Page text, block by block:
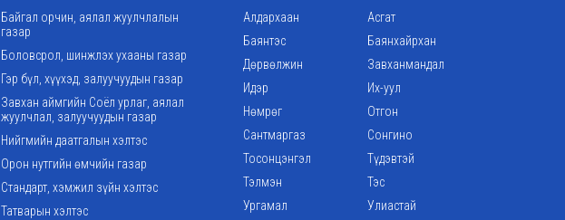
Байгал орчин, аялал жуулчлалын
газар
Боловсрол, шинжлэх ухааны газар
Гэр бүл, хүүхэд, залуучуудын газар
Завхан аймгийн Соёл урлаг, аялал
жуулчлал, залуучуудын газар
Нийгмийн даатгалын хэлтэс
Орон нутгийн өмчийн газар
Стандарт, хэмжил зүйн хэлтэс
Татварын хэлтэс
Алдархаан
Асгат
Баянтэс
Баянхайрхан
Дөрвөлжин
Завханмандал
Идэр
Их-уул
Нөмрөг
Отгон
Сантмаргаз
Сонгино
Тосонцэнгэл
Түдэвтэй
Тэлмэн
Тэс
Ургамал
Улиастай